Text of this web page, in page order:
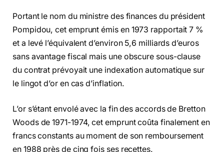
Portant le nom du ministre des finances du président
Pompidou, cet emprunt émis en 1973 rapportait 7 %
et a levé l’équivalent d’environ 5,6 milliards d’euros
sans avantage fiscal mais une obscure sous-clause
du contrat prévoyait une indexation automatique sur
le lingot d’or en cas d’inflation.
L’or s’étant envolé avec la fin des accords de Bretton
Woods de 1971-1974, cet emprunt coûta finalement en
francs constants au moment de son remboursement
en 1988 près de cinq fois ses recettes.